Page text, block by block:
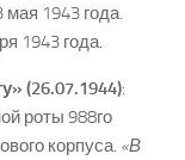
1943 года.
1943 года.
(26.07.1944):
роты 988­го
корпуса. «В